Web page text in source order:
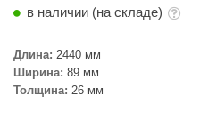
в наличии (на складе)
Длина: 2440 мм
Ширина: 89 мм
Толщина: 26 мм